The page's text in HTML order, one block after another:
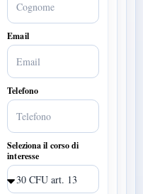
Email
Telefono
Seleziona il corso di
interesse